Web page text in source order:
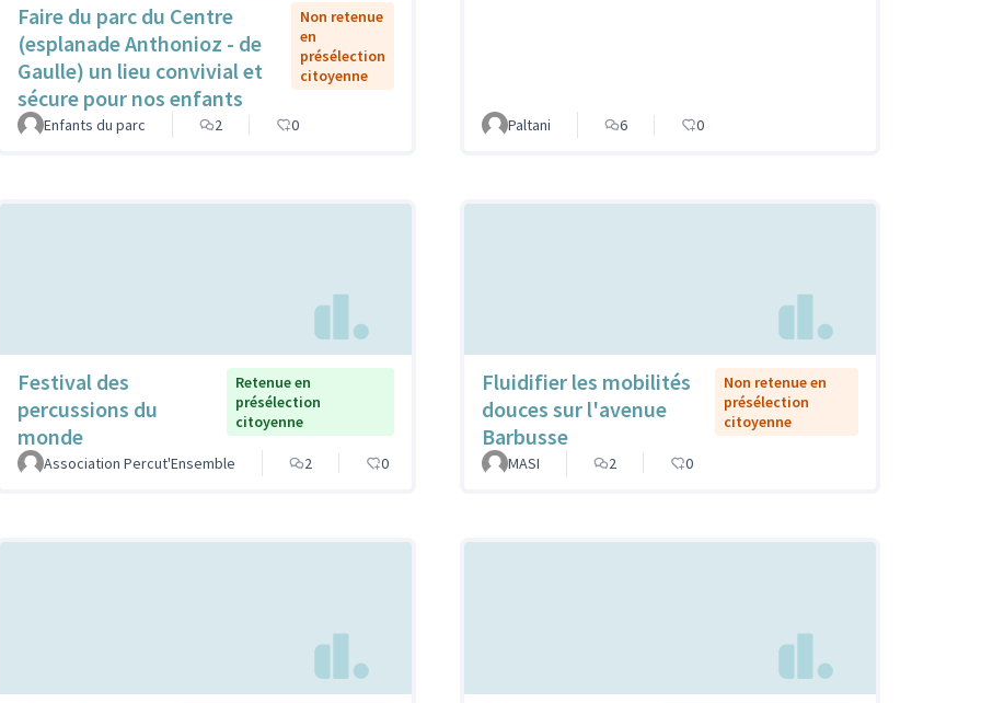
Faire du parc du Centre
(esplanade Anthonioz - de
Gaulle) un lieu convivial et
sécure pour nos enfants
Non retenue
en
présélection
citoyenne
Enfants du parc 2 0 Paltani 6 0
Festival des
percussions du
monde
Retenue en
présélection
citoyenne
Association Percut'Ensemble 2 0
Fluidifier les mobilités
douces sur l'avenue
Barbusse
Non retenue en
présélection
citoyenne
MASI 2 0